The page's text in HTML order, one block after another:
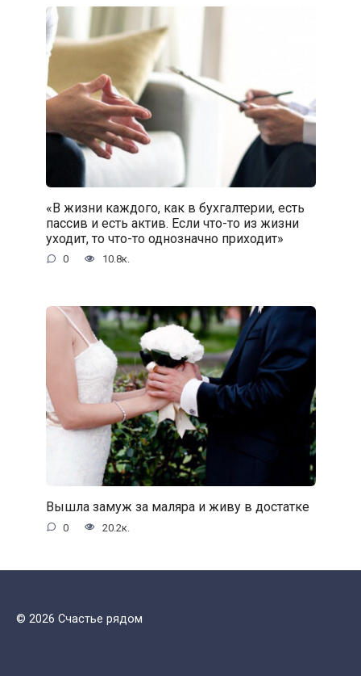
«В жизни каждого, как в бухгалтерии, есть
пассив и есть актив. Если что-то из жизни
уходит, то что-то однозначно приходит»
0 10.8к.
Вышла замуж за маляра и живу в достатке
0 20.2к.
© 2026 Счастье рядом